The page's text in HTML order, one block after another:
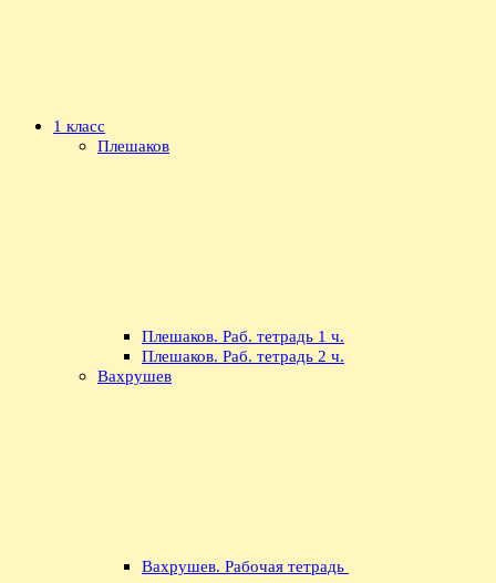
1 класс
Плешаков
Плешаков. Раб. тетрадь 1 ч.
Плешаков. Раб. тетрадь 2 ч.
Вахрушев
Вахрушев. Рабочая тетрадь